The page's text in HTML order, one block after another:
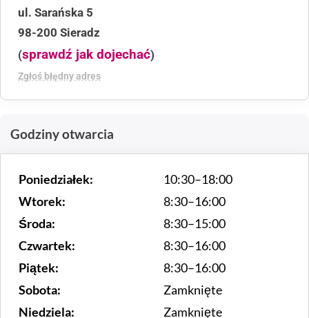
ul. Sarańska 5
98-200 Sieradz
(sprawdź jak dojechać)
Zgłoś błędny adres
Godziny otwarcia
Poniedziałek:
10:30–18:00
Wtorek:
8:30–16:00
Środa:
8:30–15:00
Czwartek:
8:30–16:00
Piątek:
8:30–16:00
Sobota:
Zamknięte
Niedziela:
Zamknięte